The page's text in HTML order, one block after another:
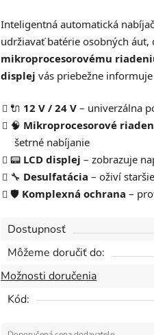
je
0,0
z
5
hviezdičiek.
Inteligentná automatická
udržiavať batérie osobných
mikroprocesorovému
displej vás priebežne
🔌 12 V / 24 V – univerzálna
🧠 Mikroprocesorové
šetrné nabíjanie
📟 LCD displej – zobrazuje
🔧 Desulfatácia – oživí
🛡️ Komplexná ochrana –
Dostupnosť
Môžeme doručiť do:
Možnosti doručenia
Kód: